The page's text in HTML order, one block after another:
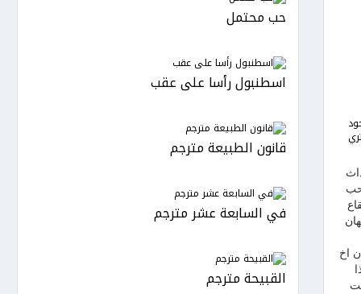
احداث
حب
اخ
حب محتمل
اسطنبول رأسا على عقب
قانون الطبيعة مترجم
في السابعة عشر مترجم
القبيحة مترجم